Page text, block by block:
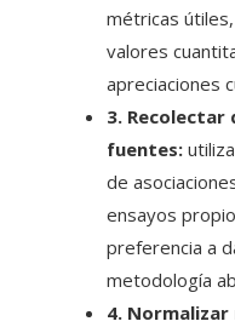
métricas
valores
apreciaciones
3.
fuentes:
de
ensayos
preferencia a
metodología
4.